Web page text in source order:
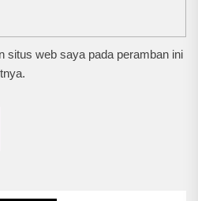
situs web saya pada peramban ini